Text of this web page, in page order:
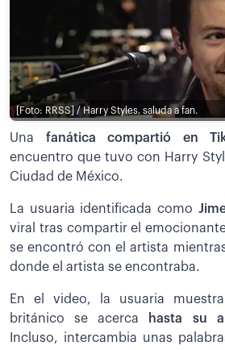
[Foto: RRSS] / Harry Styles, saluda a fan.
Una fanática compartió en
encuentro que tuvo con Harry
Ciudad de México.
La usuaria identificada como
viral tras compartir el
se encontró con el artista
donde el artista se encontraba.
En el video, la usuaria
británico se acerca
hasta su
Incluso, intercambia unas